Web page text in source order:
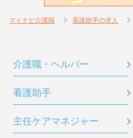
マイナビ介護職 看護助手の求人
介護職・ヘルパー
看護助手
主任ケアマネジャー